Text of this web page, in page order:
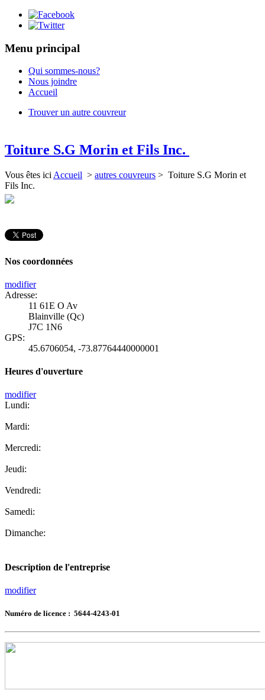
Menu principal
Qui sommes-nous?
Nous joindre
Accueil
Trouver un autre couvreur
Toiture S.G Morin et Fils Inc.
Vous êtes ici Accueil > autres couvreurs > Toiture S.G Morin et
Fils Inc.
Nos coordonnées
modifier
Adresse:
11 61E O Av
Blainville (Qc)
J7C 1N6
GPS:
45.6706054, -73.87764440000001
Heures d'ouverture
modifier
Lundi:
Mardi:
Mercredi:
Jeudi:
Vendredi:
Samedi:
Dimanche:
Description de l'entreprise
modifier
Numéro de licence : 5644-4243-01